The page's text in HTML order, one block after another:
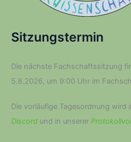
Sitzungstermin
Die nächste Fachschaftssitzung
5.8.2026, um 9:00 Uhr im
Die vorläufige Tagesordnung wird
Discord und in unserer